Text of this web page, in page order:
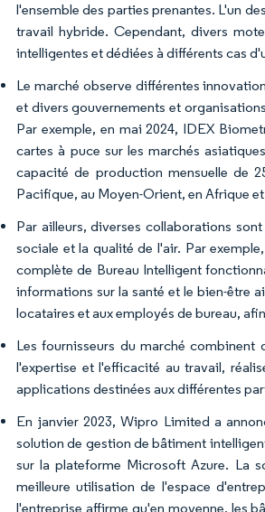
l'ensemble des parties prenantes. L'un
travail hybride. Cependant, divers
intelligentes et dédiées à différents cas
Le marché observe différentes
et divers gouvernements et
Par exemple, en mai 2024, IDEX
cartes à puce sur les marchés
capacité de production mensuelle de
Pacifique, au Moyen-Orient, en Afrique
Par ailleurs, diverses collaborations
sociale et la qualité de l'air. Par
complète de Bureau Intelligent
informations sur la santé et le bien-être
locataires et aux employés de bureau,
Les fournisseurs du marché
l'expertise et l'efficacité au travail,
applications destinées aux différentes
En janvier 2023, Wipro Limited a
solution de gestion de bâtiment
sur la plateforme Microsoft Azure. La
meilleure utilisation de l'espace
l'entreprise affirme qu'en moyenne, les